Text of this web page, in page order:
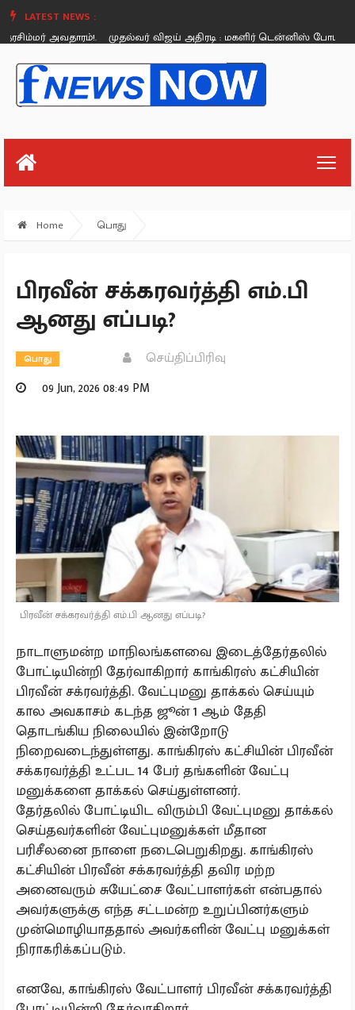
LATEST NEWS :
அவதாரம்!.
முதல்வர் விஜய் அதிரடி : மகளிர் டென்னிஸ் போட்டிக்கு
Thursday, August 26
Home பொது
பிரவீன் சக்கரவர்த்தி எம்.பி
ஆனது எப்படி?
பொது
செய்திப்பிரிவு
09 Jun, 2026 08:49 PM
பிரவீன் சக்கரவர்த்தி எம்.பி ஆனது எப்படி?
நாடாளுமன்ற மாநிலங்களவை இடைத்தேர்தலில்
போட்டியின்றி தேர்வாகிறார் காங்கிரஸ் கட்சியின்
பிரவீன் சக்ரவர்த்தி. வேட்புமனு தாக்கல் செய்யும்
கால அவகாசம் கடந்த ஜூன் 1 ஆம் தேதி
தொடங்கிய நிலையில் இன்றோடு
நிறைவடைந்துள்ளது. காங்கிரஸ் கட்சியின் பிரவீன்
சக்கரவர்த்தி உட்பட 14 பேர் தங்களின் வேட்பு
மனுக்களை தாக்கல் செய்துள்ளனர்.
தேர்தலில் போட்டியிட விரும்பி வேட்புமனு தாக்கல்
செய்தவர்களின் வேட்புமனுக்கள் மீதான
பரிசீலனை நாளை நடைபெறுகிறது. காங்கிரஸ்
கட்சியின் பிரவீன் சக்கரவர்த்தி தவிர மற்ற
அனைவரும் சுயேட்சை வேட்பாளர்கள் என்பதால்
அவர்களுக்கு எந்த சட்டமன்ற உறுப்பினர்களும்
முன்மொழியாததால் அவர்களின் வேட்பு மனுக்கள்
நிராகரிக்கப்படும்.
எனவே, காங்கிரஸ் வேட்பாளர் பிரவீன் சக்கரவர்த்தி